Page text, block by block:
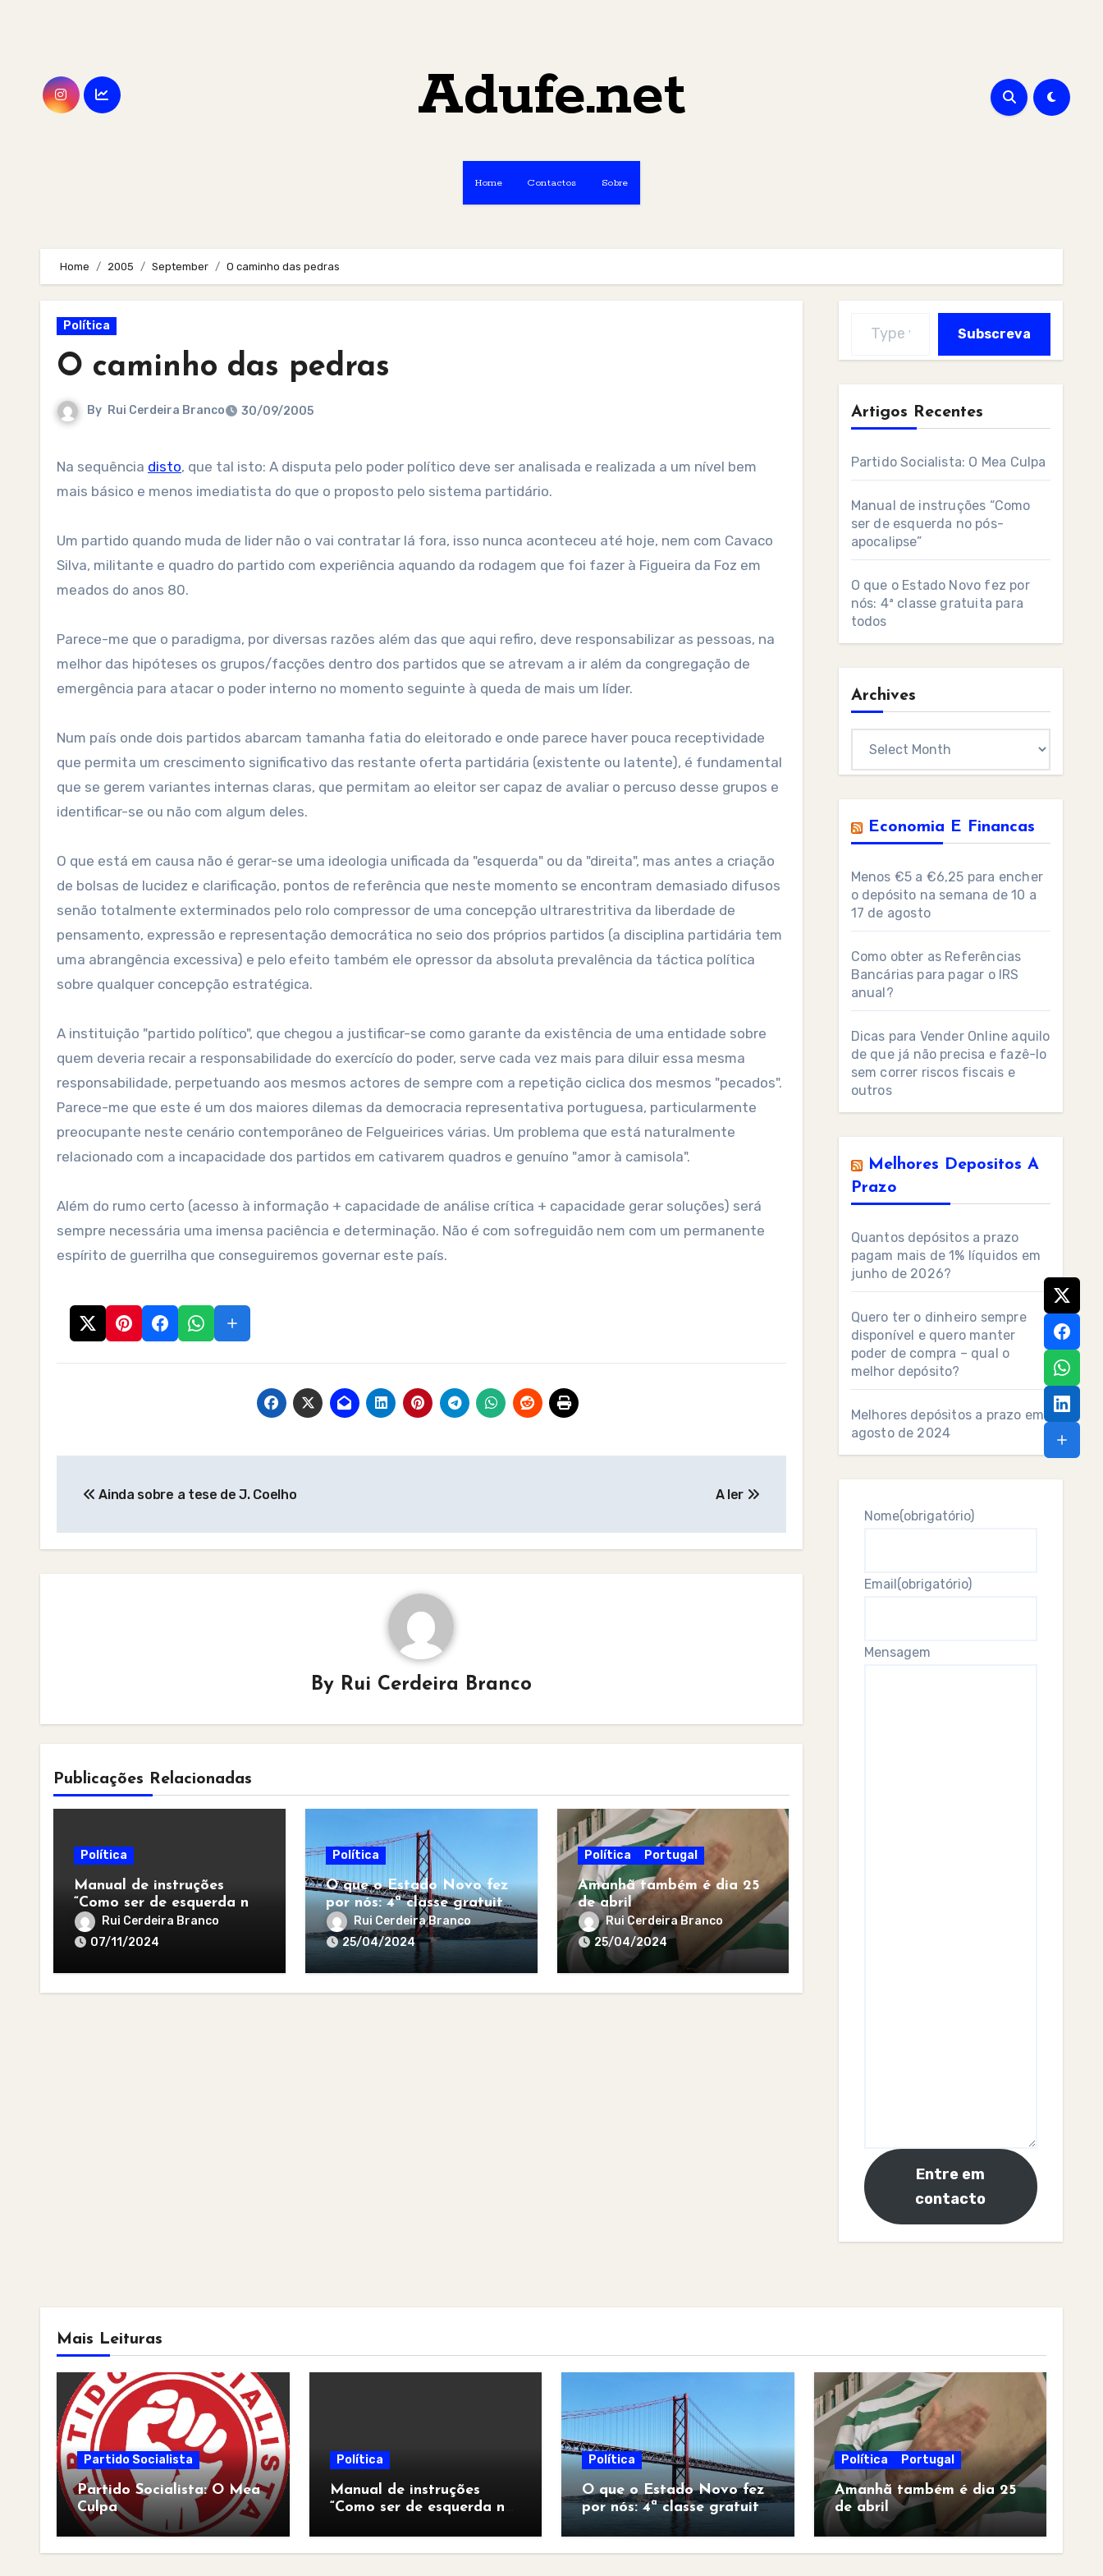
Adufe.net
Home Contactos Sobre
Home 2005 September O caminho das pedras
Política
O caminho das pedras
By Rui Cerdeira Branco 30/09/2005
Na sequência disto, que tal isto: A disputa pelo poder político deve ser analisada e realizada a um nível bem
mais básico e menos imediatista do que o proposto pelo sistema partidário.
Um partido quando muda de lider não o vai contratar lá fora, isso nunca aconteceu até hoje, nem com Cavaco
Silva, militante e quadro do partido com experiência aquando da rodagem que foi fazer à Figueira da Foz em
meados do anos 80.
Parece-me que o paradigma, por diversas razões além das que aqui refiro, deve responsabilizar as pessoas, na
melhor das hipóteses os grupos/facções dentro dos partidos que se atrevam a ir além da congregação de
emergência para atacar o poder interno no momento seguinte à queda de mais um líder.
Num país onde dois partidos abarcam tamanha fatia do eleitorado e onde parece haver pouca receptividade
que permita um crescimento significativo das restante oferta partidária (existente ou latente), é fundamental
que se gerem variantes internas claras, que permitam ao eleitor ser capaz de avaliar o percuso desse grupos e
identificar-se ou não com algum deles.
O que está em causa não é gerar-se uma ideologia unificada da "esquerda" ou da "direita", mas antes a criação
de bolsas de lucidez e clarificação, pontos de referência que neste momento se encontram demasiado difusos
senão totalmente exterminados pelo rolo compressor de uma concepção ultrarestritiva da liberdade de
pensamento, expressão e representação democrática no seio dos próprios partidos (a disciplina partidária tem
uma abrangência excessiva) e pelo efeito também ele opressor da absoluta prevalência da táctica política
sobre qualquer concepção estratégica.
A instituição "partido político", que chegou a justificar-se como garante da existência de uma entidade sobre
quem deveria recair a responsabilidade do exercícío do poder, serve cada vez mais para diluir essa mesma
responsabilidade, perpetuando aos mesmos actores de sempre com a repetição ciclica dos mesmos "pecados".
Parece-me que este é um dos maiores dilemas da democracia representativa portuguesa, particularmente
preocupante neste cenário contemporâneo de Felgueirices várias. Um problema que está naturalmente
relacionado com a incapacidade dos partidos em cativarem quadros e genuíno "amor à camisola".
Além do rumo certo (acesso à informação + capacidade de análise crítica + capacidade gerar soluções) será
sempre necessária uma imensa paciência e determinação. Não é com sofreguidão nem com um permanente
espírito de guerrilha que conseguiremos governar este país.
navigation
Ainda sobre a tese de J. Coelho A ler
By Rui Cerdeira Branco
Publicações Relacionadas
Política
Manual de instruções
“Como ser de esquerda no
pós-apocalipse”
Rui Cerdeira Branco
07/11/2024
Política
O que o Estado Novo fez
por nós: 4ª classe gratuita
para todos
Rui Cerdeira Branco
25/04/2024
Política Portugal
Amanhã também é dia 25
de abril
Rui Cerdeira Branco
25/04/2024
Subscreva
Artigos Recentes
Partido Socialista: O Mea Culpa
Manual de instruções “Como
ser de esquerda no pós-
apocalipse”
O que o Estado Novo fez por
nós: 4ª classe gratuita para
todos
Archives
Economia E Financas
Menos €5 a €6,25 para encher
o depósito na semana de 10 a
17 de agosto
Como obter as Referências
Bancárias para pagar o IRS
anual?
Dicas para Vender Online aquilo
de que já não precisa e fazê-lo
sem correr riscos fiscais e
outros
Melhores Depositos A
Prazo
Quantos depósitos a prazo
pagam mais de 1% líquidos em
junho de 2026?
Quero ter o dinheiro sempre
disponível e quero manter
poder de compra – qual o
melhor depósito?
Melhores depósitos a prazo em
agosto de 2024
Nome(obrigatório)
Email(obrigatório)
Mensagem
Entre em
contacto
Mais Leituras
Partido Socialista
Partido Socialista: O Mea
Culpa
Política
Manual de instruções
“Como ser de esquerda no
Política
O que o Estado Novo fez
por nós: 4ª classe gratuita
para todos
Política Portugal
Amanhã também é dia 25
de abril